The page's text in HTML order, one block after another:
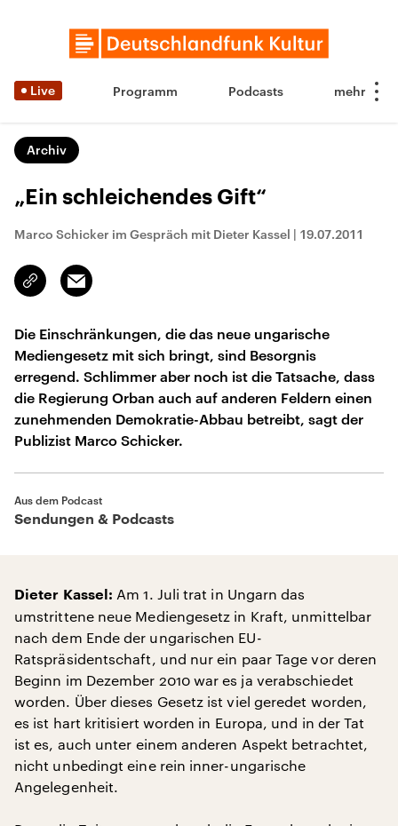
Live Programm Podcasts
Archiv
„Ein schleichendes Gift“
Marco Schicker im Gespräch mit Dieter Kassel | 19.07.2011
Link
kopieren/teilen
Email
Die Einschränkungen, die das neue ungarische
Mediengesetz mit sich bringt, sind Besorgnis
erregend. Schlimmer aber noch ist die Tatsache, dass
die Regierung Orban auch auf anderen Feldern einen
zunehmenden Demokratie-Abbau betreibt, sagt der
Publizist Marco Schicker.
Aus dem Podcast
Sendungen & Podcasts
Dieter Kassel: Am 1. Juli trat in Ungarn das
umstrittene neue Mediengesetz in Kraft, unmittelbar
nach dem Ende der ungarischen EU-
Ratspräsidentschaft, und nur ein paar Tage vor deren
Beginn im Dezember 2010 war es ja verabschiedet
worden. Über dieses Gesetz ist viel geredet worden,
es ist hart kritisiert worden in Europa, und in der Tat
ist es, auch unter einem anderen Aspekt betrachtet,
nicht unbedingt eine rein inner-ungarische
Angelegenheit.